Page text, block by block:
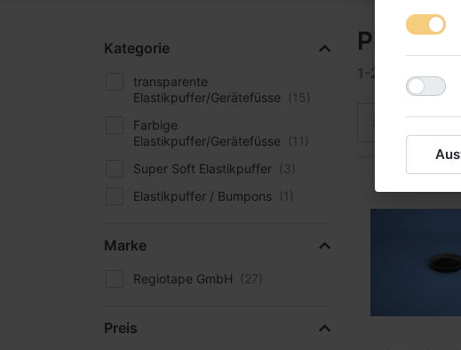
Kategorie
transparente
Elastikpuffer/Gerätefüsse
Farbige
Elastikpuffer/Gerätefüsse
Super Soft Elastikpuffer
Elastikpuffer / Bumpons
Marke
Regiotape GmbH
Preis
1-24 von27
Sortiere nach